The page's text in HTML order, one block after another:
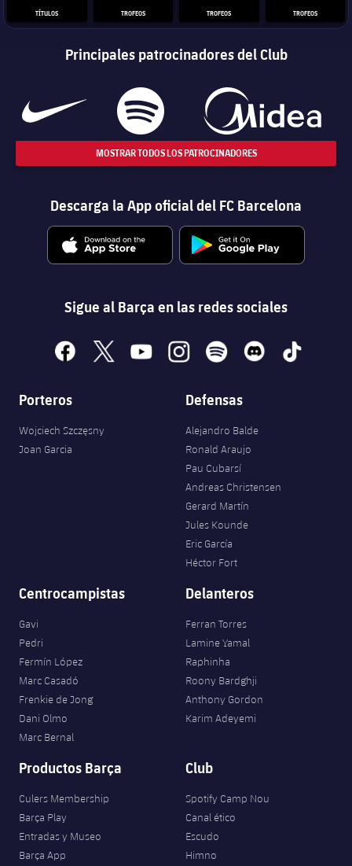
TÍTULOS TROFEOS TROFEOS TROFEOS
Principales patrocinadores del Club
MOSTRAR TODOS LOS PATROCINADORES
Descarga la App oficial del FC Barcelona
Sigue al Barça en las redes sociales
facebook
x youtubeinstagramspotify discord tiktok
Porteros
Wojciech Szczęsny
Joan Garcia
Defensas
Alejandro Balde
Ronald Araujo
Pau Cubarsí
Andreas Christensen
Gerard Martín
Jules Kounde
Eric García
Héctor Fort
Centrocampistas
Gavi
Pedri
Fermín López
Marc Casadó
Frenkie de Jong
Dani Olmo
Marc Bernal
Delanteros
Ferran Torres
Lamine Yamal
Raphinha
Roony Bardghji
Anthony Gordon
Karim Adeyemi
Productos Barça
Culers Membership
Barça Play
Entradas y Museo
Barça App
Club
Spotify Camp Nou
Canal ético
Escudo
Himno